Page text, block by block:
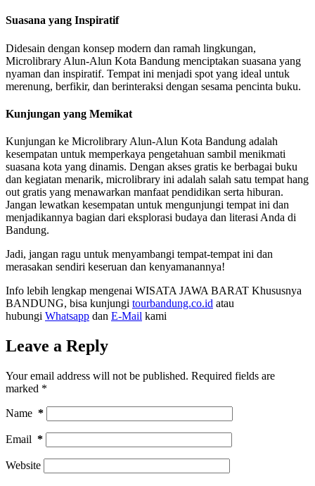
Suasana yang Inspiratif
Didesain dengan konsep modern dan ramah lingkungan,
Microlibrary Alun-Alun Kota Bandung menciptakan suasana yang
nyaman dan inspiratif. Tempat ini menjadi spot yang ideal untuk
merenung, berfikir, dan berinteraksi dengan sesama pencinta buku.
Kunjungan yang Memikat
Kunjungan ke Microlibrary Alun-Alun Kota Bandung adalah
kesempatan untuk memperkaya pengetahuan sambil menikmati
suasana kota yang dinamis. Dengan akses gratis ke berbagai buku
dan kegiatan menarik, microlibrary ini adalah salah satu tempat hang
out gratis yang menawarkan manfaat pendidikan serta hiburan.
Jangan lewatkan kesempatan untuk mengunjungi tempat ini dan
menjadikannya bagian dari eksplorasi budaya dan literasi Anda di
Bandung.
Jadi, jangan ragu untuk menyambangi tempat-tempat ini dan
merasakan sendiri keseruan dan kenyamanannya!
Info lebih lengkap mengenai WISATA JAWA BARAT Khususnya
BANDUNG, bisa kunjungi tourbandung.co.id atau
hubungi Whatsapp dan E-Mail kami
Leave a Reply
Your email address will not be published. Required fields are
marked *
Name *
Email *
Website